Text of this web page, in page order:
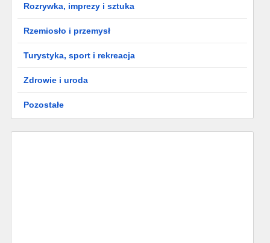
Rozrywka, imprezy i sztuka
Rzemiosło i przemysł
Turystyka, sport i rekreacja
Zdrowie i uroda
Pozostałe